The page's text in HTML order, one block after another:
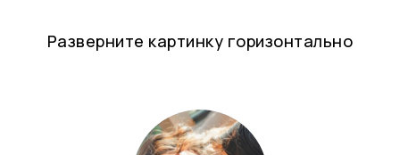
Разверните картинку горизонтально